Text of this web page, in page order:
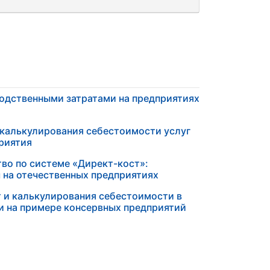
затратами на предприятиях
себестоимости услуг
по системе «Директ-кост»:
отечественных предприятиях
и калькулирования себестоимости в
примере консервных предприятий